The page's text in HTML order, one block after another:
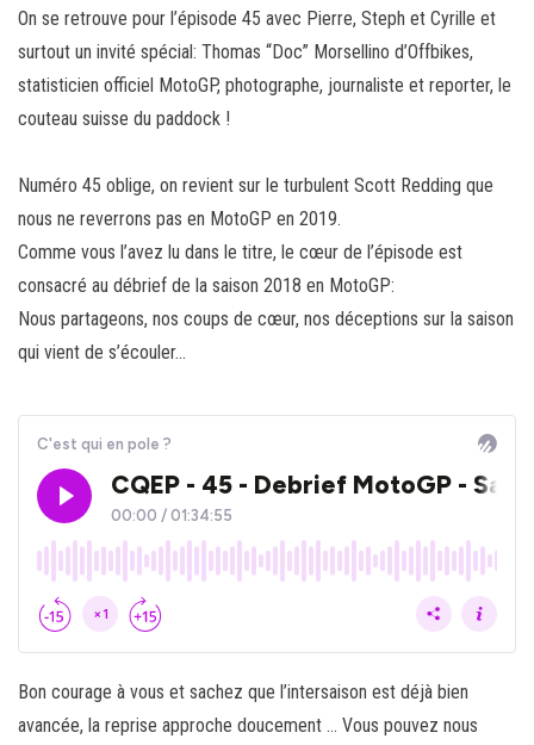
On se retrouve pour l’épisode 45 avec Pierre, Steph et Cyrille et
surtout un invité spécial: Thomas “Doc” Morsellino d’Offbikes,
statisticien officiel MotoGP, photographe, journaliste et reporter, le
couteau suisse du paddock !
Numéro 45 oblige, on revient sur le turbulent Scott Redding que
nous ne reverrons pas en MotoGP en 2019.
Comme vous l’avez lu dans le titre, le cœur de l’épisode est
consacré au débrief de la saison 2018 en MotoGP:
Nous partageons, nos coups de cœur, nos déceptions sur la saison
qui vient de s’écouler…
Bon courage à vous et sachez que l’intersaison est déjà bien
avancée, la reprise approche doucement … Vous pouvez nous